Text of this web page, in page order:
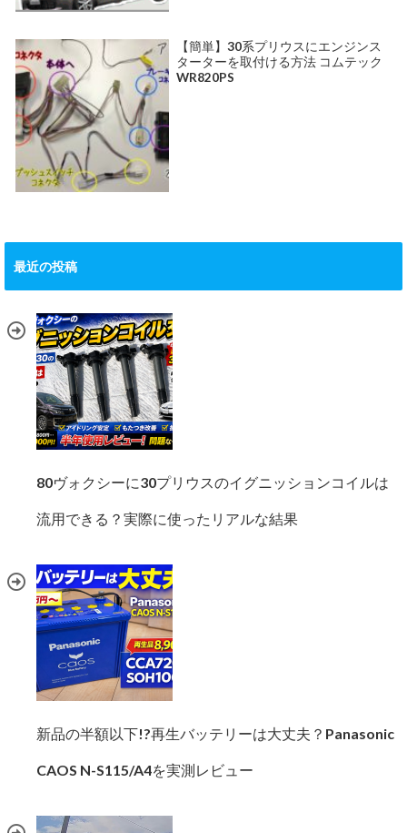
【簡単】30系プリウスにエンジンス
ターターを取付ける方法 コムテック
WR820PS
最近の投稿
80ヴォクシーに30プリウスのイグニッションコイルは
流用できる？実際に使ったリアルな結果
新品の半額以下!?再生バッテリーは大丈夫？Panasonic
CAOS N-S115/A4を実測レビュー